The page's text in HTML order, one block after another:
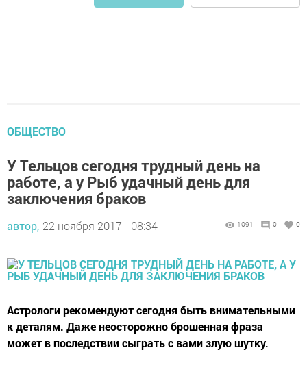
ОБЩЕСТВО
У Тельцов сегодня трудный день на
работе, а у Рыб удачный день для
заключения браков
автор, 22 ноября 2017 - 08:34 1091 0 0
Астрологи рекомендуют сегодня быть внимательными
к деталям. Даже неосторожно брошенная фраза
может в последствии сыграть с вами злую шутку.